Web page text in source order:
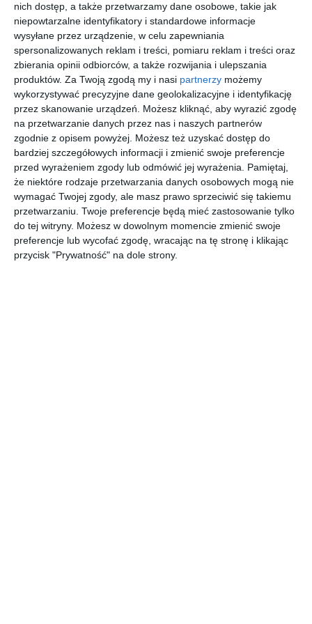
nich dostęp, a także przetwarzamy dane osobowe, takie jak
niepowtarzalne identyfikatory i standardowe informacje
wysyłane przez urządzenie, w celu zapewniania
spersonalizowanych reklam i treści, pomiaru reklam i treści oraz
zbierania opinii odbiorców, a także rozwijania i ulepszania
produktów. Za Twoją zgodą my i nasi partnerzy możemy
wykorzystywać precyzyjne dane geolokalizacyjne i identyfikację
przez skanowanie urządzeń. Możesz kliknąć, aby wyrazić zgodę
na przetwarzanie danych przez nas i naszych partnerów
zgodnie z opisem powyżej. Możesz też uzyskać dostęp do
bardziej szczegółowych informacji i zmienić swoje preferencje
przed wyrażeniem zgody lub odmówić jej wyrażenia.
Pamiętaj,
że niektóre rodzaje przetwarzania danych osobowych mogą nie
wymagać Twojej zgody, ale masz prawo sprzeciwić się takiemu
przetwarzaniu. Twoje preferencje będą mieć zastosowanie tylko
do tej witryny. Możesz w dowolnym momencie zmienić swoje
preferencje lub wycofać zgodę, wracając na tę stronę i klikając
przycisk "Prywatność" na dole strony.
MICHAEL
KORS
0MK4167U
4000 500,
00
sklepu
EMPORIO
ARMANI
0EK3004
5072 255,
50
przejdź do
sklepu
UNOFFICIA
L 0UO2157
002
279,
30
przejdź do
sklepu
COACH
0HC6213U
5746
559,
20
przejdź do
sklepu
PERSOL
0PO3007V
M 24
83120
DOLCE &
GABBANA
0DG1356
90930
UNOFFICIA
L 0UO2217
001
RAY-BAN
0RX6448